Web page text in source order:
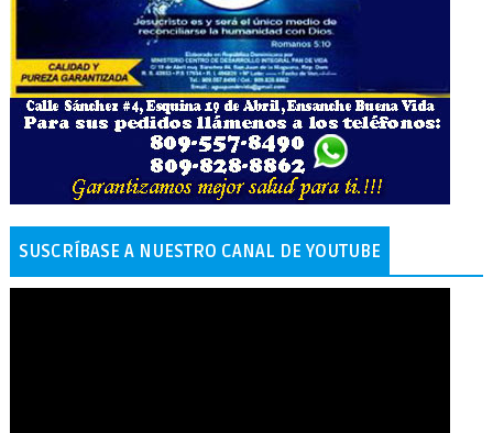
SUSCRÍBASE A NUESTRO CANAL DE YOUTUBE